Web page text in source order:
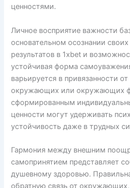
ценностями.
Личное восприятие важности
основательном осознании
результатов в 1xbet и
устойчивая форма
варьируется в привязанности
окружающих или окружающих
сформированным
ценности могут удерживать
устойчивость даже в трудных
Гармония между внешним
самопринятием представляет
душевному здоровью.
обратную связь от